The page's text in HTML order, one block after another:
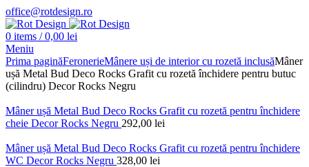
office@rotdesign.ro
0 items / 0,00 lei
Meniu
Prima paginăFeronerieMânere uși de interior cu rozetă inclusăMâner
ușă Metal Bud Deco Rocks Grafit cu rozetă închidere pentru butuc
(cilindru) Decor Rocks Negru
Mâner ușă Metal Bud Deco Rocks Grafit cu rozetă pentru închidere
cheie Decor Rocks Negru 292,00 lei
Mâner ușă Metal Bud Deco Rocks Grafit cu rozetă pentru închidere
WC Decor Rocks Negru 328,00 lei